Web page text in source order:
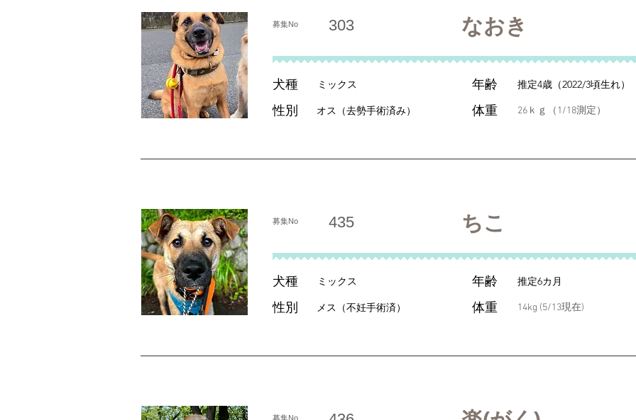
なおき
募集No 303
犬種 ミックス 年齢 推定4歳（2022/3頃生れ）
性別 オス（去勢手術済み） 体重 26ｋｇ（1/18測定）
ちこ
募集No 435
犬種 ミックス 年齢 推定6カ月
性別 メス（不妊手術済） 体重 14kg (5/13現在)
募集No